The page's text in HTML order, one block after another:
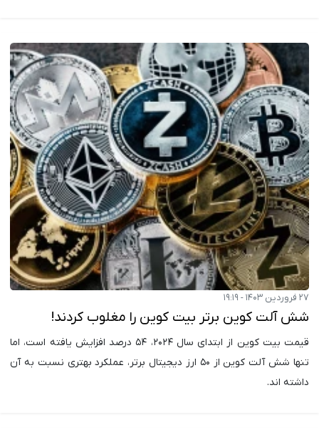
۲۷ فروردین ۱۴۰۳ - ۱۹:۱۹
شش آلت کوین برتر بیت کوین را مغلوب کردند!
قیمت بیت کوین از ابتدای سال ۲۰۲۴، ۵۴ درصد افزایش یافته است، اما
تنها شش آلت کوین از ۵۰ ارز دیجیتال برتر، عملکرد بهتری نسبت به آن
داشته اند.